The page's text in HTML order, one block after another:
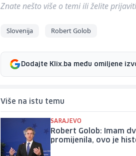
Znate nešto više o temi ili želite
Slovenija Robert Golob
Dodajte Klix.ba među omiljene
Više na istu temu
SARAJEVO
Robert Golob: Imam
promijenila, ovo je